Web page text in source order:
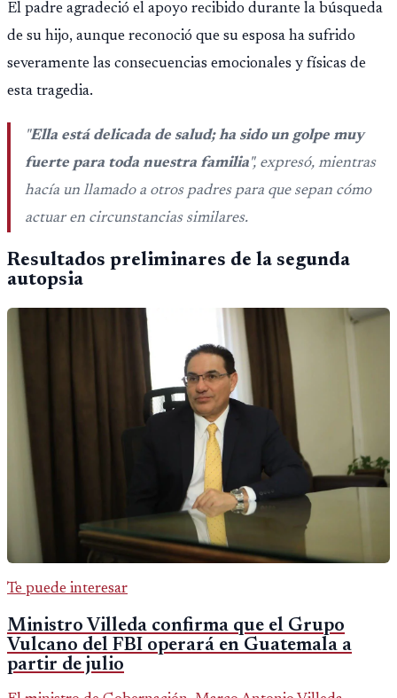
El padre agradeció el apoyo recibido durante la búsqueda
de su hijo, aunque reconoció que su esposa ha sufrido
severamente las consecuencias emocionales y físicas de
esta tragedia.
"Ella está delicada de salud; ha sido un golpe muy
fuerte para toda nuestra familia", expresó, mientras
hacía un llamado a otros padres para que sepan cómo
actuar en circunstancias similares.
Resultados preliminares de la segunda
autopsia
Te puede interesar
Ministro Villeda confirma que el Grupo
Vulcano del FBI operará en Guatemala a
partir de julio